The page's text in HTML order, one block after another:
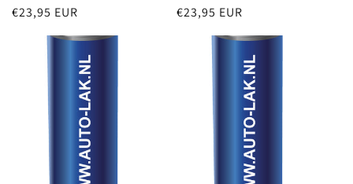
Normale
€23,95 EUR
Normale
€23,95 EUR